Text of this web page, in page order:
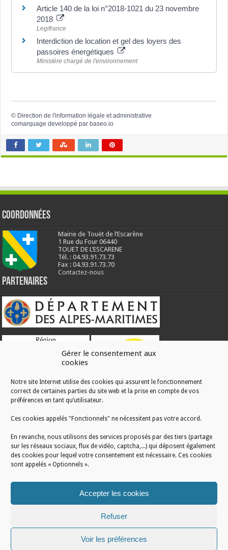
Gérer le consentement aux
cookies
Notre site Internet utilise des cookies qui assurent le fonctionnement
correct de certaines parties du site web et la prise en compte de vos
préférences en tant qu’utilisateur.
Ces cookies appelés "Fonctionnels" ne nécessitent pas votre accord.
En revanche, nous utilisons des services proposés par des tiers (partage
sur les réseaux sociaux, flux de vidéo, captcha,...) qui déposent également
des cookies pour lequel votre consentement est nécessaire. Ces cookies
sont appelés « Optionnels ».
Accepter les cookies
Refuser
Voir les préférences
Article 140 de la loi n°2018-1021 du 23 novembre
2018
Legifrance
Interdiction de location et gel des loyers des
passoires énergétiques
Ministère chargé de l'environnement
© Direction de l'information légale et administrative
comarquage developpé par baseo.io
Coordonnées
Mairie de Touët de l’Escarène
1 Rue du Four 06440
TOUET DE L’ESCARENE
Tél. : 04.93.91.73.73
Fax : 04.93.91.73.70
Contactez-nous
Partenaires
RÉALISATION